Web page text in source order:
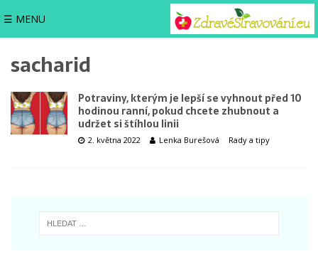
☰ MENU
sacharid
Potraviny, kterým je lepší se vyhnout před 10
hodinou ranní, pokud chcete zhubnout a
udržet si štíhlou linii
2. května 2022 Lenka Burešová Rady a tipy